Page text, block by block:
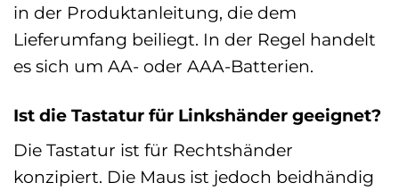
in der Produktanleitung, die dem
Lieferumfang beiliegt. In der Regel handelt
es sich um AA- oder AAA-Batterien.
Ist die Tastatur für Linkshänder geeignet?
Die Tastatur ist für Rechtshänder
konzipiert. Die Maus ist jedoch beidhändig